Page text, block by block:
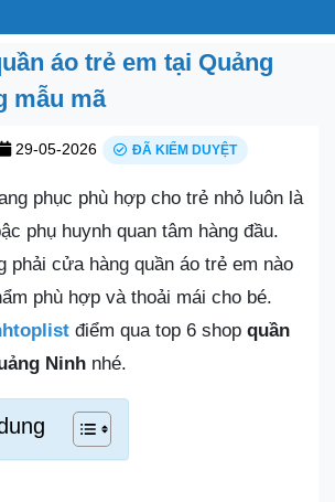
áo trẻ em tại Quảng
mẫu mã
29-05-2026 ĐÃ KIỂM DUYỆT
phục phù hợp cho trẻ nhỏ luôn là
phụ huynh quan tâm hàng đầu.
phải cửa hàng quần áo trẻ em nào
phù hợp và thoải mái cho bé.
điểm qua top 6 shop quần
Ninh nhé.